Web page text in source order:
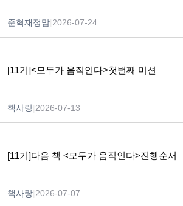
준혁재정맘 2026-07-24
[11기]<모두가 움직인다>첫번째 미션
책사랑 2026-07-13
[11기]다음 책 <모두가 움직인다>진행순서
책사랑 2026-07-07